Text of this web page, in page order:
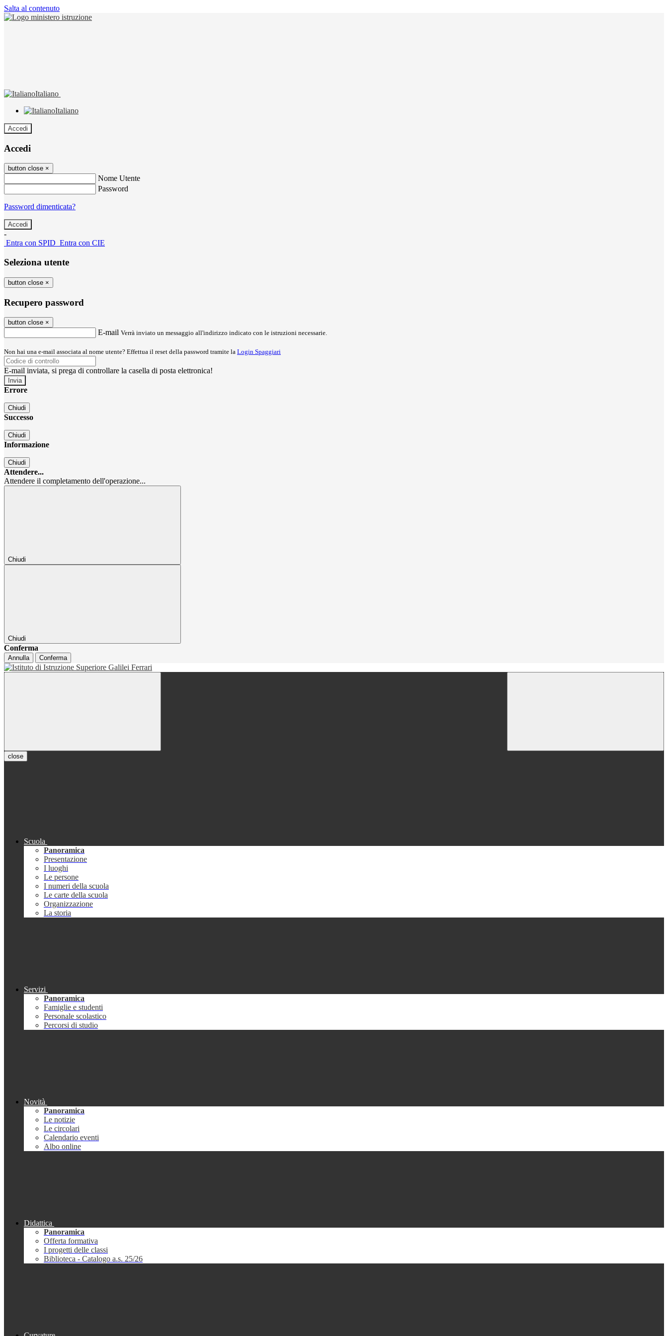
Salta al contenuto
Italiano
Italiano
Accedi
Accedi
button close ×
Nome Utente
Password
Password dimenticata?
-
Entra con SPID Entra con CIE
Seleziona utente
button close ×
Recupero password
button close ×
E-mail Verrà inviato un messaggio all'indirizzo indicato con le istruzioni necessarie.
Non hai una e-mail associata al nome utente? Effettua il reset della password tramite la Login Spaggiari
E-mail inviata, si prega di controllare la casella di posta elettronica!
Errore
Chiudi
Successo
Chiudi
Informazione
Chiudi
Attendere...
Attendere il completamento dell'operazione...
Chiudi
Chiudi
Conferma
Annulla Conferma
close
Scuola
Panoramica
Presentazione
I luoghi
Le persone
I numeri della scuola
Le carte della scuola
Organizzazione
La storia
Servizi
Panoramica
Famiglie e studenti
Personale scolastico
Percorsi di studio
Novità
Panoramica
Le notizie
Le circolari
Calendario eventi
Albo online
Didattica
Panoramica
Offerta formativa
I progetti delle classi
Biblioteca - Catalogo a.s. 25/26